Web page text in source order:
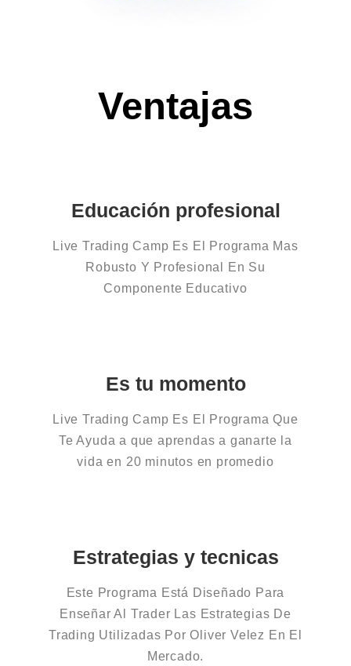
Ventajas
Educación profesional
Live Trading Camp Es El Programa Mas
Robusto Y Profesional En Su
Componente Educativo​
Es tu momento
Live Trading Camp Es El Programa Que
Te Ayuda a que aprendas a ganarte la
vida en 20 minutos en promedio
Estrategias y tecnicas
Este Programa Está Diseñado Para
Enseñar Al Trader Las Estrategias De
Trading Utilizadas Por Oliver Velez En El
Mercado.